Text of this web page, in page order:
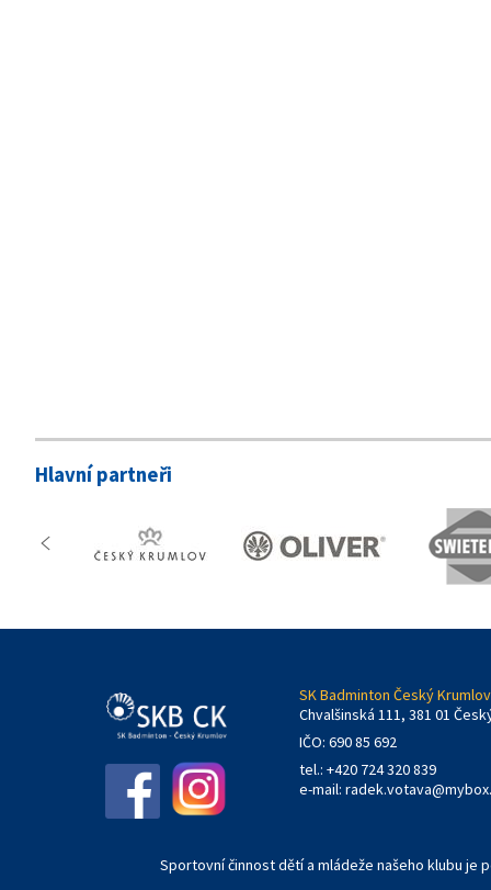
Hlavní partneři
SK Badminton Český
Chvalšinská 111, 381 01
IČO: 690 85 692
tel.: +420 724 320 839
e-mail:
Sportovní činnost dětí a mládeže našeho klubu je